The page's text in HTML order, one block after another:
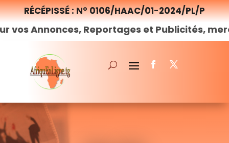
RÉCÉPISSÉ : N° 0106/HAAC/01-2024/PL/P
Reportages et Publicités, merci de